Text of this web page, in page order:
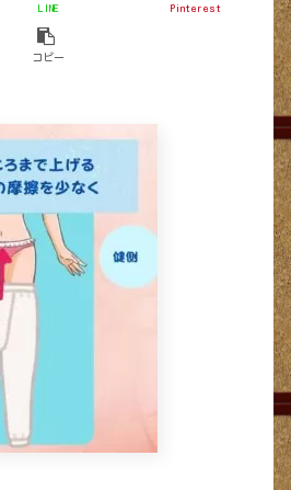
LINE Pinterest
コピー